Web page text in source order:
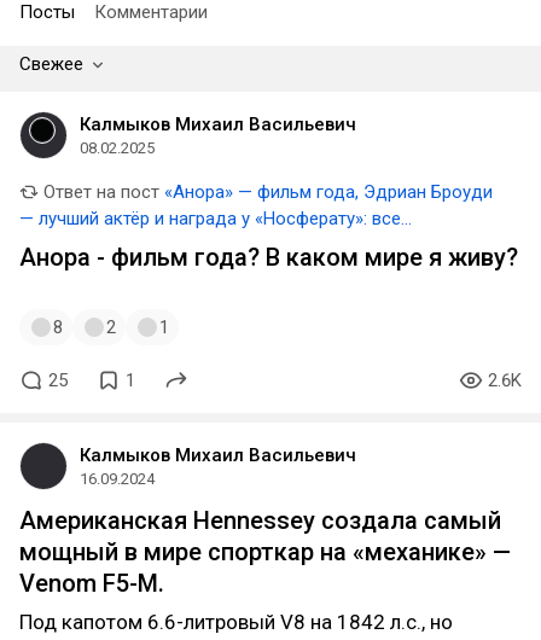
Посты Комментарии
Свежее
Калмыков Михаил Васильевич
08.02.2025
Ответ на пост «Анора» — фильм года, Эдриан Броуди
— лучший актёр и награда у «Носферату»: все
победители премии Critics Choice Awards 2025
Анора - фильм года? В каком мире я живу?
8 2 1
25 1 2.6K
Калмыков Михаил Васильевич
16.09.2024
Американская Hennessey создала самый
мощный в мире спорткар на «механике» —
Venom F5-M.
Под капотом 6.6-литровый V8 на 1842 л.с., но